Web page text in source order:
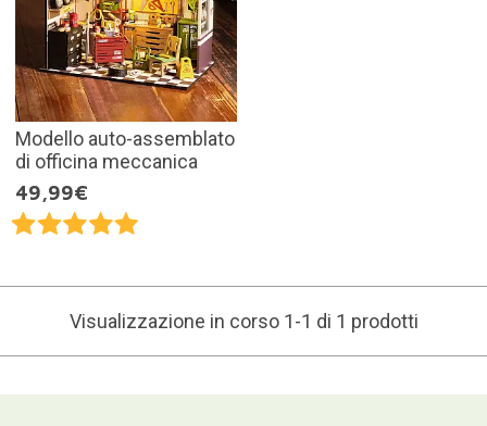
Modello auto-assemblato
di officina meccanica
49,99€
Visualizzazione in corso 1-1 di 1 prodotti